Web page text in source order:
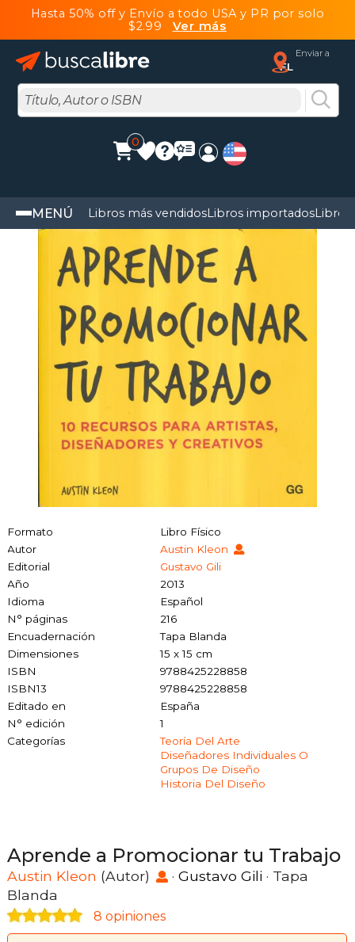
Hasta 50% off y Envío a todo USA y PR por solo
$2.99 Ver más
Enviar a
FL
0
MENÚ Libros más vendidosLibros importadosLibros
Formato
Libro Físico
Autor
Austin Kleon
Editorial
Gustavo Gili
Año
2013
Idioma
Español
N° páginas
216
Encuadernación
Tapa Blanda
Dimensiones
15 x 15 cm
ISBN
9788425228858
ISBN13
9788425228858
Editado en
España
N° edición
1
Categorías
Teoría Del Arte
Diseñadores Individuales O
Grupos De Diseño
Historia Del Diseño
Aprende a Promocionar tu Trabajo
Austin Kleon (Autor) · Gustavo Gili · Tapa
Blanda
8 opiniones